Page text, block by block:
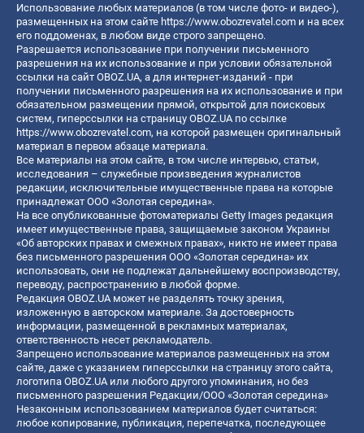
Использование любых материалов (в том числе фото- и видео-),
размещенных на этом сайте https://www.obozrevatel.com и на всех
его поддоменах, в любом виде строго запрещено.
Разрешается использование при получении письменного
разрешения на их использование и при условии обязательной
ссылки на сайт OBOZ.UA, а для интернет-изданий - при
получении письменного разрешения на их использование и при
обязательном размещении прямой, открытой для поисковых
систем, гиперссылки на страницу OBOZ.UA по ссылке
https://www.obozrevatel.com, на которой размещен оригинальный
материал в первом абзаце материала.
Все материалы на этом сайте, в том числе интервью, статьи,
исследования – служебные произведения журналистов
редакции, исключительные имущественные права на которые
принадлежат ООО «Золотая середина».
На все опубликованные фотоматериалы Getty Images редакция
имеет имущественные права, защищаемые законом Украины
«Об авторских правах и смежных правах», никто не имеет права
без письменного разрешения ООО «Золотая середина» их
использовать, они не подлежат дальнейшему воспроизводству,
переводу, распространению в любой форме.
Редакция OBOZ.UA может не разделять точку зрения,
изложенную в авторском материале. За достоверность
информации, размещенной в рекламных материалах,
ответственность несет рекламодатель.
Запрещено использование материалов размещенных на этом
сайте, даже с указанием гиперссылки на страницу этого сайта,
логотипа OBOZ.UA или любого другого упоминания, но без
письменного разрешения Редакции/ООО «Золотая середина»
Незаконным использованием материалов будет считаться:
любое копирование, публикация, перепечатка, последующее